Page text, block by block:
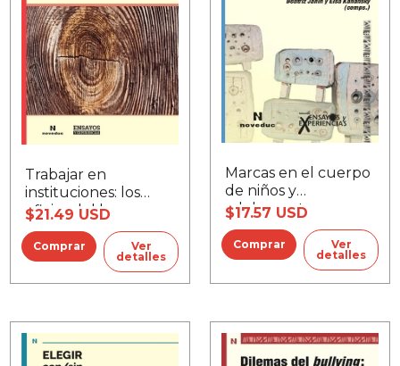
Trabajar en
instituciones: los
oficios del lazo
$21.49 USD
Ver
detalles
Marcas en el cuerpo
de niños y
adolescentes
$17.57 USD
Ver
detalles